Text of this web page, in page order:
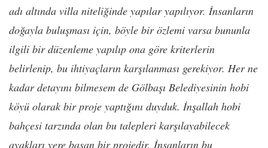
adı altında villa niteliğinde yapılar yapılıyor. İnsanların
doğayla buluşması için, böyle bir özlemi varsa bununla
ilgili bir düzenleme yapılıp ona göre kriterlerin
belirlenip, bu ihtiyaçların karşılanması gerekiyor. Her ne
kadar detayını bilmesem de Gölbaşı Belediyesinin hobi
köyü olarak bir proje yaptığını duyduk. İnşallah hobi
bahçesi tarzında olan bu talepleri karşılayabilecek
ayakları yere basan bir projedir. İnsanların bu